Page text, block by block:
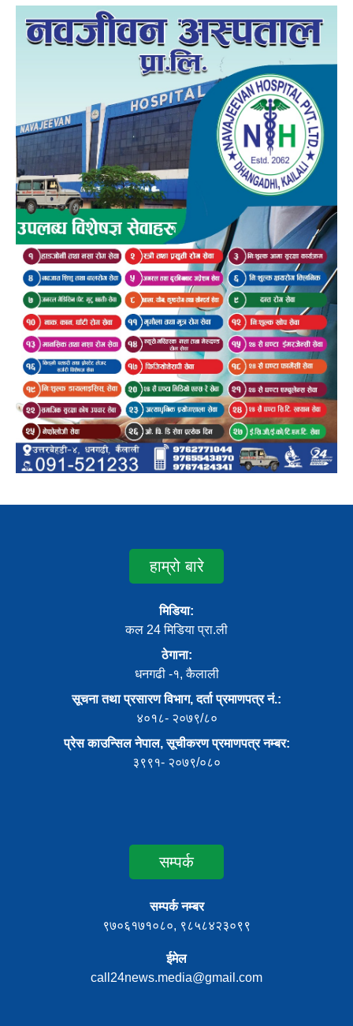
हाम्रो बारे
मिडिया:
कल 24 मिडिया प्रा.ली
ठेगाना:
धनगढी -१, कैलाली
सूचना तथा प्रसारण विभाग, दर्ता प्रमाणपत्र नं.:
४०१८- २०७९/८०
प्रेस काउन्सिल नेपाल, सूचीकरण प्रमाणपत्र नम्बर:
३९९१- २०७९/०८०
सम्पर्क
सम्पर्क नम्बर
९७०६१७१०८०, ९८५८४२३०९९
ईमेल
call24news.media@gmail.com